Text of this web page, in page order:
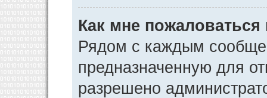
Как мне
Рядом с каждым
предназначенную для
разрешено